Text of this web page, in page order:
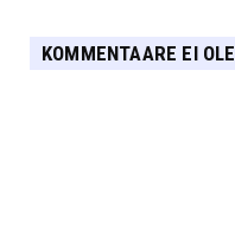
KOMMENTAARE EI OLE